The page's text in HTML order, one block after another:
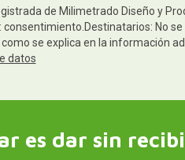
de Milimetrado Diseño y
No
se explica en la información
datos
es dar sin